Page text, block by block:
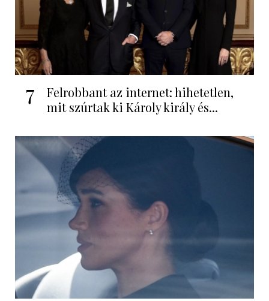
7
Felrobbant az internet: hihetetlen,
mit szúrtak ki Károly király és...